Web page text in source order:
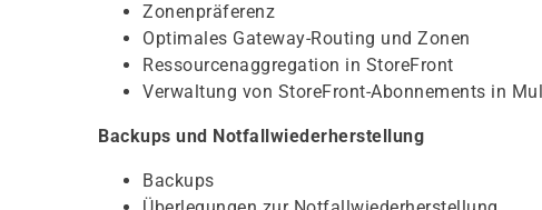
Zonenpräferenz
Optimales Gateway-Routing und Zonen
Ressourcenaggregation in StoreFront
Verwaltung von StoreFront-Abonnements in
Backups und Notfallwiederherstellung
Backups